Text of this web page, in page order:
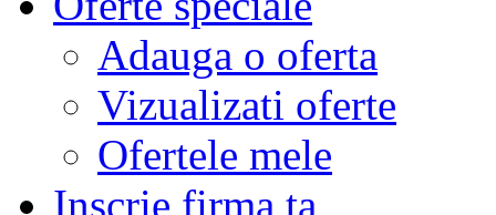
Adauga o oferta
Vizualizati oferte
Ofertele mele
Inscrie firma ta